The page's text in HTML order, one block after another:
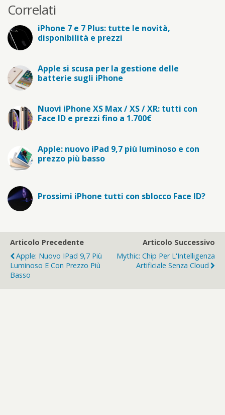
Correlati
iPhone 7 e 7 Plus: tutte le novità,
disponibilità e prezzi
Apple si scusa per la gestione delle
batterie sugli iPhone
Nuovi iPhone XS Max / XS / XR: tutti con
Face ID e prezzi fino a 1.700€
Apple: nuovo iPad 9,7 più luminoso e con
prezzo più basso
Prossimi iPhone tutti con sblocco Face ID?
Articolo Precedente
Apple: Nuovo IPad 9,7 Più
Luminoso E Con Prezzo Più
Basso
Articolo Successivo
Mythic: Chip Per L'Intelligenza
Artificiale Senza Cloud